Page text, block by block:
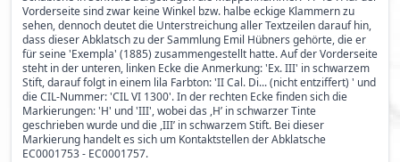
Vorderseite sind zwar keine Winkel bzw. halbe eckige Klammern zu
sehen, dennoch deutet die Unterstreichung aller Textzeilen darauf hin,
dass dieser Abklatsch zu der Sammlung Emil Hübners gehörte, die er
für seine 'Exempla' (1885) zusammengestellt hatte. Auf der Vorderseite
steht in der unteren, linken Ecke die Anmerkung: 'Ex. III' in schwarzem
Stift, darauf folgt in einem lila Farbton: 'II Cal. Di... (nicht entziffert) ' und
die CIL-Nummer: 'CIL VI 1300'. In der rechten Ecke finden sich die
Markierungen: 'H' und 'III', wobei das ,H’ in schwarzer Tinte
geschrieben wurde und die ,III’ in schwarzem Stift. Bei dieser
Markierung handelt es sich um Kontaktstellen der Abklatsche
EC0001753 - EC0001757.